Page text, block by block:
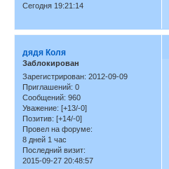
Сегодня 19:21:14
дядя Коля
Заблокирован
Зарегистрирован: 2012-09-09
Приглашений: 0
Сообщений: 960
Уважение: [+13/-0]
Позитив: [+14/-0]
Провел на форуме:
8 дней 1 час
Последний визит:
2015-09-27 20:48:57